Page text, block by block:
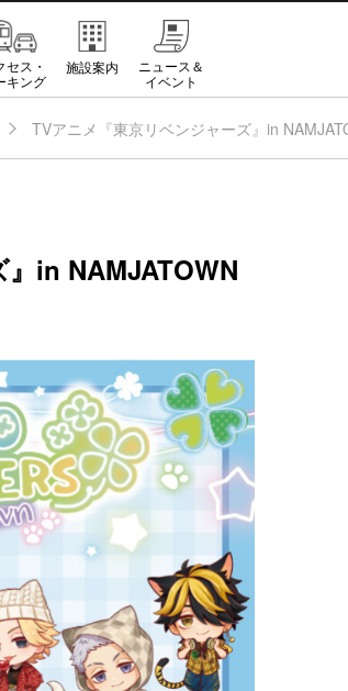
セス・
キング
施設案内
ニュース＆
イベント
TVアニメ『東京リベンジャーズ』in
in NAMJATOWN